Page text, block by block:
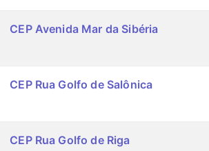
CEP Avenida Mar da Sibéria
CEP Rua Golfo de Salônica
CEP Rua Golfo de Riga